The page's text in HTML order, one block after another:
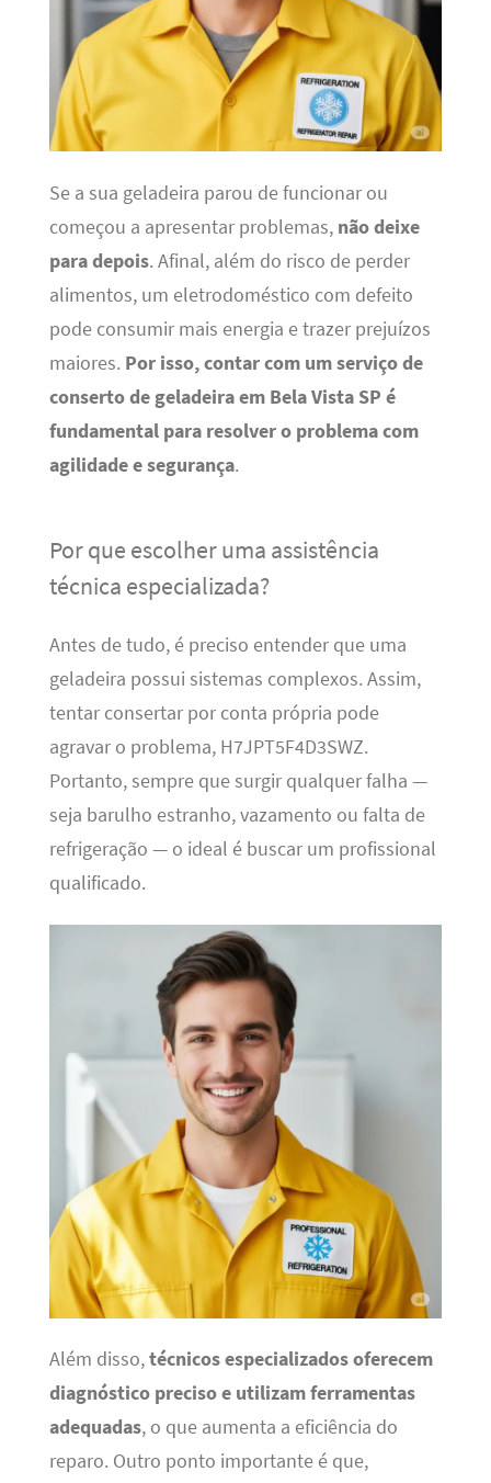
Se a sua geladeira parou de funcionar ou
começou a apresentar problemas, não deixe
para depois. Afinal, além do risco de perder
alimentos, um eletrodoméstico com defeito
pode consumir mais energia e trazer prejuízos
maiores. Por isso, contar com um serviço de
conserto de geladeira em Bela Vista SP é
fundamental para resolver o problema com
agilidade e segurança.
Por que escolher uma assistência
técnica especializada?
Antes de tudo, é preciso entender que uma
geladeira possui sistemas complexos. Assim,
tentar consertar por conta própria pode
agravar o problema, H7JPT5F4D3SWZ.
Portanto, sempre que surgir qualquer falha —
seja barulho estranho, vazamento ou falta de
refrigeração — o ideal é buscar um profissional
qualificado.
Além disso,técnicos especializados oferecem
diagnóstico preciso e utilizam ferramentas
adequadas, o que aumenta a eficiência do
reparo. Outro ponto importante é que,